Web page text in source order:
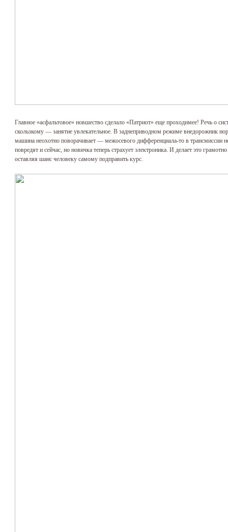
Главное «асфальтовое» новшество сделало «Патриот» еще проходимее! Речь о
скользкому — занятие увлекательное. В заднеприводном режиме внедорожник
машина неохотно поворачивает — межосевого дифференциала-то в трансмиссии
повредят и сейчас, но новичка теперь страхует электроника. И делает это
оставляя шанс человеку самому подправить курс.